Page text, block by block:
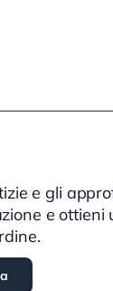
e gli
e ottieni